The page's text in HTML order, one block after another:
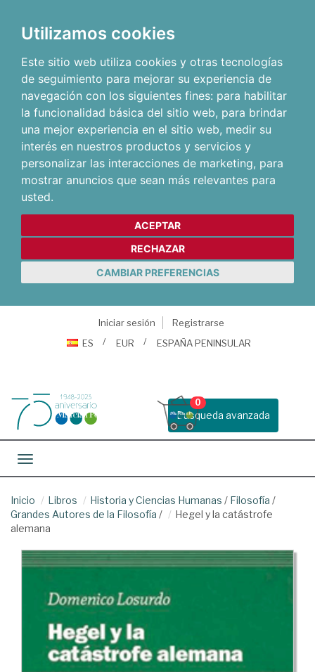
Utilizamos cookies
Este sitio web utiliza cookies y otras tecnologías
de seguimiento para mejorar su experiencia de
navegación con los siguientes fines: para habilitar
la funcionalidad básica del sitio web, para brindar
una mejor experiencia en el sitio web, medir su
interés en nuestros productos y servicios y
personalizar las interacciones de marketing, para
mostrar anuncios que sean más relevantes para
usted.
ACEPTAR
RECHAZAR
CAMBIAR PREFERENCIAS
Iniciar sesión
Registrarse
ES
EUR ESPAÑA PENINSULAR
Busqueda avanzada
0
Toggle navigation
Inicio Libros Historia y Ciencias Humanas / Filosofía /
Grandes Autores de la Filosofía /
Hegel y la catástrofe
alemana